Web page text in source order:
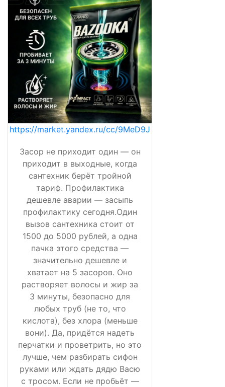
https://market.yandex.ru/cc/9MeD9J
Засор не приходит один — он
приходит в выходные, когда
сантехник берёт тройной
тариф. Профилактика
дешевле аварии — засыпь
профилактику сегодня.Один
вызов сантехника стоит от
1500 до 5000 рублей, а одна
пачка этого средства —
значительно дешевле и
хватает на 5 засоров. Оно
растворяет волосы и жир за
3 минуты, безопасно для
любых труб (не то, что
кислота), без хлора (меньше
вони). Да, придётся надеть
перчатки и проветрить, но это
лучше, чем разбирать сифон
руками или ждать дядю Васю
с тросом. Если не пробьёт —